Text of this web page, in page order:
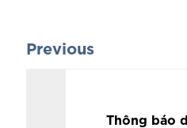
Previous
Thông báo